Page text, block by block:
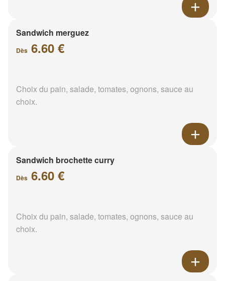
Sandwich merguez
Dès 6.60 €
Choix du pain, salade, tomates, ognons, sauce au
choix.
Sandwich brochette curry
Dès 6.60 €
Choix du pain, salade, tomates, ognons, sauce au
choix.